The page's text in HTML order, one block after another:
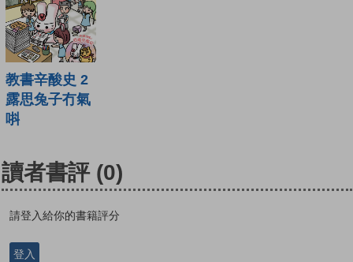
教書辛酸史 2
露思兔子冇氣
唞
讀者書評 (0)
請登入給你的書籍評分
登入